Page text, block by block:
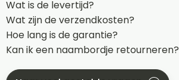
Wat is de levertijd?
Wat zijn de verzendkosten?
Hoe lang is de garantie?
Kan ik een naambordje retourneren?